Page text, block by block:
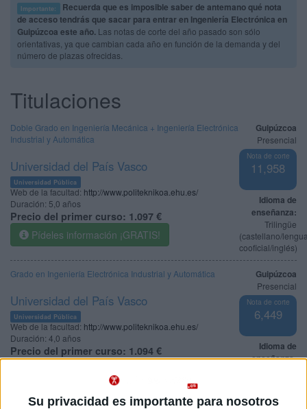
Su privacidad es importante para nosotros
Importante:
Recuerda que es imposible saber de antemano qué nota
de acceso tendrás que sacar para entrar en Ingeniería Electrónica en
Guipúzcoa este año. Las notas de corte del año pasado son sólo
orientativas, ya que cambian cada año en función de la demanda y del
número de plazas ofrecidas.
Titulaciones
Guipúzcoa
Presencial
Nota de corte
11,958
Idioma de
enseñanza:
Trilingüe
(castellano/
cooficial/inglés)
Doble Grado en Ingeniería Mecánica + Ingeniería Electrónica
Industrial y Automática
Universidad del País Vasco
Universidad Pública
Web de la facultad: http://www.politeknikoa.ehu.es/
Duración: 5,0 años
Precio del primer curso: 1.097 €
Pídeles información ¡GRATIS!
Guipúzcoa
Presencial
Nota de corte
6,449
Idioma de
enseñanza:
Grado en Ingeniería Electrónica Industrial y Automática
Universidad del País Vasco
Universidad Pública
Web de la facultad: http://www.politeknikoa.ehu.es/
Duración: 4,0 años
Precio del primer curso: 1.094 €
Guipúzcoa
Grado en Ingeniería en Electrónica Industrial